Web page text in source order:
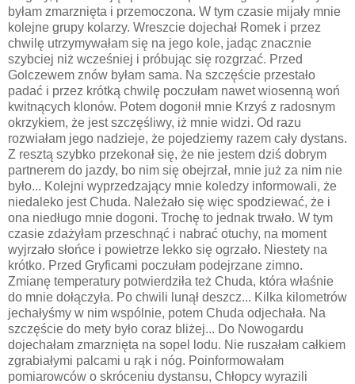
byłam zmarznięta i przemoczona. W tym czasie mijały mnie
kolejne grupy kolarzy. Wreszcie dojechał Romek i przez
chwilę utrzymywałam się na jego kole, jadąc znacznie
szybciej niż wcześniej i próbując się rozgrzać. Przed
Golczewem znów byłam sama. Na szczęście przestało
padać i przez krótką chwilę poczułam nawet wiosenną woń
kwitnących klonów. Potem dogonił mnie Krzyś z radosnym
okrzykiem, że jest szczęśliwy, iż mnie widzi. Od razu
rozwiałam jego nadzieje, że pojedziemy razem cały dystans.
Z resztą szybko przekonał się, że nie jestem dziś dobrym
partnerem do jazdy, bo nim się obejrzał, mnie już za nim nie
było... Kolejni wyprzedzający mnie koledzy informowali, że
niedaleko jest Chuda. Należało się więc spodziewać, że i
ona niedługo mnie dogoni. Trochę to jednak trwało. W tym
czasie zdażyłam przeschnąć i nabrać otuchy, na moment
wyjrzało słońce i powietrze lekko się ogrzało. Niestety na
krótko. Przed Gryficami poczułam podejrzane zimno.
Zmianę temperatury potwierdziła też Chuda, która właśnie
do mnie dołączyła. Po chwili lunął deszcz... Kilka kilometrów
jechałyśmy w nim wspólnie, potem Chuda odjechała. Na
szczęście do mety było coraz bliżej... Do Nowogardu
dojechałam zmarznięta na sopel lodu. Nie ruszałam całkiem
zgrabiałymi palcami u rąk i nóg. Poinformowałam
pomiarowców o skróceniu dystansu, Chłopcy wyrazili